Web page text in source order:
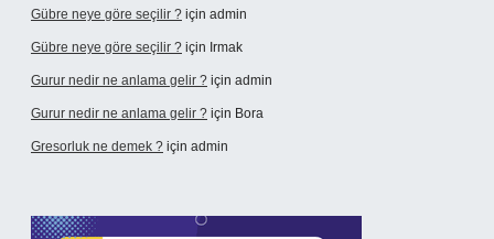
Gübre neye göre seçilir ? için admin
Gübre neye göre seçilir ? için Irmak
Gurur nedir ne anlama gelir ? için admin
Gurur nedir ne anlama gelir ? için Bora
Gresorluk ne demek ? için admin